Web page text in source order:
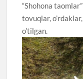
“Shohona
tovuqlar,
o’tilgan.